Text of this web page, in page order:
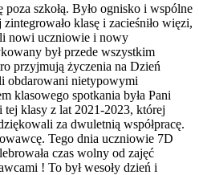
poza szkołą. Było ognisko i wspólne
klasę i zacieśniło więzi,
nowi uczniowie i nowy
był przede wszystkim
przyjmują życzenia na Dzień
obdarowani nietypowymi
klasowego spotkania była Pani
klasy z lat 2021-2023, której
za dwuletnią współpracę.
Tego dnia uczniowie 7D
czas wolny od zajęć
! To był wesoły dzień i